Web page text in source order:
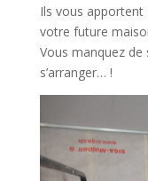
Ils vous
votre future
Vous manquez de
s’arranger… !